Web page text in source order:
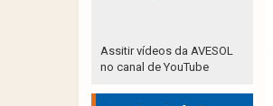
Assitir vídeos da AVESOL
no canal de YouTube